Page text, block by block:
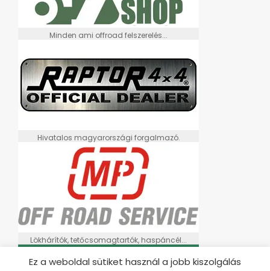
Minden ami offroad felszerelés...
Hivatalos magyarországi forgalmazó.
Lökhárítók, tetőcsomagtartók, haspáncél...
Ez a weboldal sütiket használ a jobb kiszolgálás